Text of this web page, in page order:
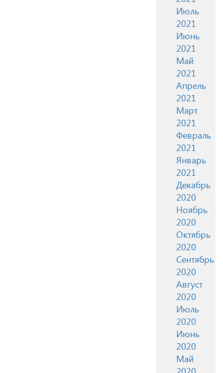
Июль
2021
Июнь
2021
Май
2021
Апрель
2021
Март
2021
Февраль
2021
Январь
2021
Декабрь
2020
Ноябрь
2020
Октябрь
2020
Сентябрь
2020
Август
2020
Июль
2020
Июнь
2020
Май